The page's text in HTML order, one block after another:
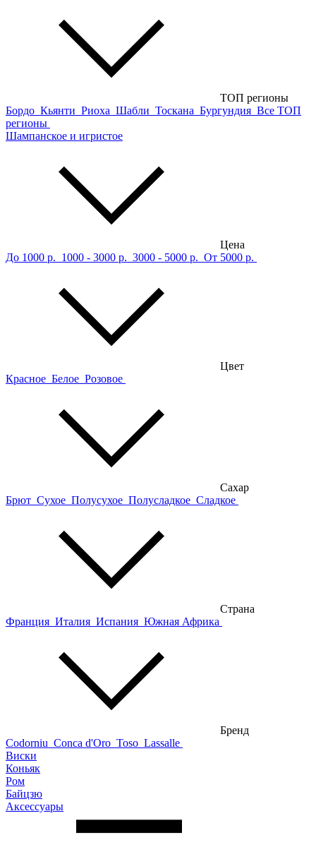
ТОП регионы
Бордо Кьянти Риоха Шабли Тоскана Бургундия Все ТОП
регионы
Шампанское и игристое
Цена
До 1000 р. 1000 - 3000 р. 3000 - 5000 р. От 5000 р.
Цвет
Красное Белое Розовое
Сахар
Брют Сухое Полусухое Полусладкое Сладкое
Страна
Франция Италия Испания Южная Африка
Бренд
Codorniu Conca d'Oro Toso Lassalle
Виски
Коньяк
Ром
Байцзю
Аксессуары